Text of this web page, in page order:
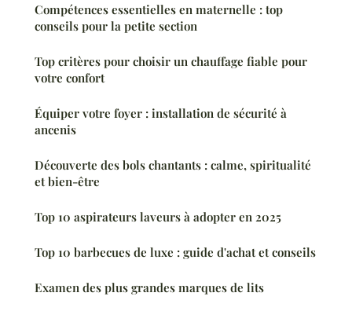
Compétences essentielles en maternelle : top
conseils pour la petite section
Top critères pour choisir un chauffage fiable pour
votre confort
Équiper votre foyer : installation de sécurité à
ancenis
Découverte des bols chantants : calme, spiritualité
et bien-être
Top 10 aspirateurs laveurs à adopter en 2025
Top 10 barbecues de luxe : guide d'achat et conseils
Examen des plus grandes marques de lits